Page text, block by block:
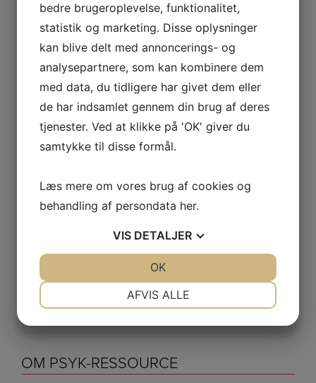
Rådhusstræde 6, 3.
1466 København K
3116 6305
admin@psyk-ressource.dk
CVR: 45696359
OM PSYK-RESSOURCE
bedre brugeroplevelse, funktionalitet,
statistik og marketing. Disse oplysninger
kan blive delt med annoncerings- og
analysepartnere, som kan kombinere dem
med data, du tidligere har givet dem eller
de har indsamlet gennem din brug af deres
tjenester. Ved at klikke på 'OK' giver du
samtykke til disse formål.
Læs mere om vores brug af cookies og
behandling af persondata her.
VIS DETALJER
AFVIS ALLE
OK